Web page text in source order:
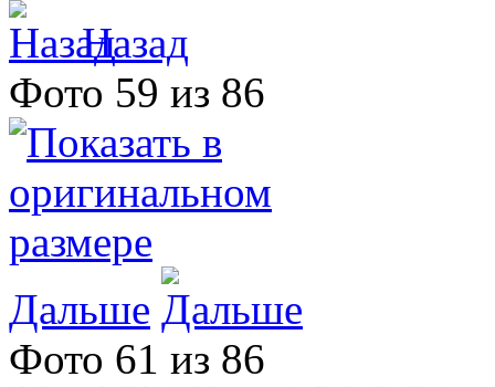
Назад
Фото 59 из 86
Дальше
Фото 61 из 86